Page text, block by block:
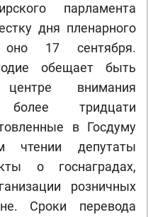
парламента
дня пленарного
оно 17 сентября.
обещает быть
внимания
тридцати
в Госдуму
чтении депутаты
о госнаградах,
розничных
Сроки перевода